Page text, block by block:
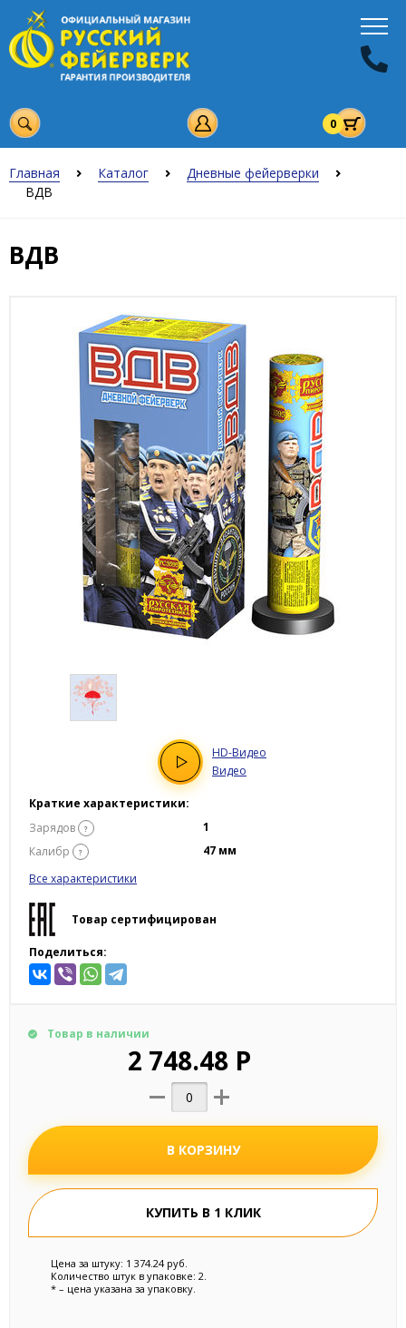
0
Главная Каталог
Дневные фейерверки
ВДВ
ВДВ
HD-Видео
Видео
Краткие характеристики:
Зарядов
?
1
Калибр
?
47 мм
Все характеристики
Товар сертифицирован
Поделиться:
Товар в наличии
2 748.48 Р
В КОРЗИНУ
КУПИТЬ В 1 КЛИК
Цена за штуку: 1 374.24 руб.
Количество штук в упаковке: 2.
* – цена указана за упаковку.